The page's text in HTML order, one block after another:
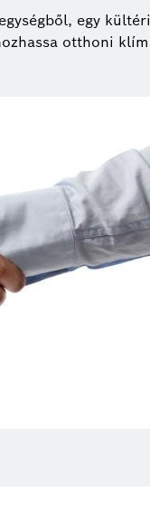
egy
otthoni